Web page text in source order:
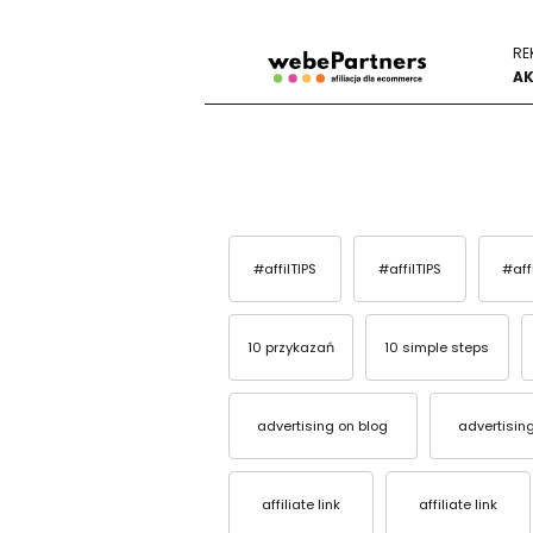
#affilTIPS #affilTIPS
10 przykazań 10 simple steps
advertising on blog
affiliate link affiliate link